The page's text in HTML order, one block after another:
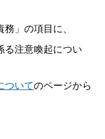
」の項目に、
る注意喚起につい
ついてのページから